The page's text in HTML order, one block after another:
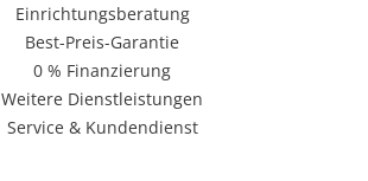
Einrichtungsberatung
Best-Preis-Garantie
0 % Finanzierung
Weitere Dienstleistungen
Service & Kundendienst